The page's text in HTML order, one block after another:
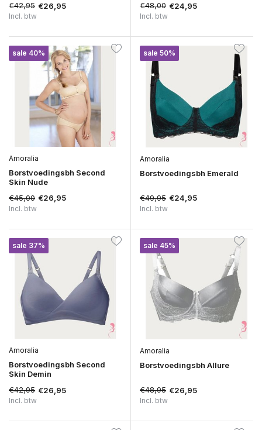
€42,95 €26,95
Incl. btw
€48,00 €24,95
Incl. btw
sale 40%
Amoralia
Borstvoedingsbh Second
Skin Nude
€45,00 €26,95
Incl. btw
sale 50%
Amoralia
Borstvoedingsbh Emerald
€49,95 €24,95
Incl. btw
sale 37%
Amoralia
Borstvoedingsbh Second
Skin Demin
€42,95 €26,95
Incl. btw
sale 45%
Amoralia
Borstvoedingsbh Allure
€48,95 €26,95
Incl. btw